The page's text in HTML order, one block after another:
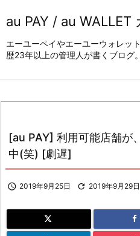
au PAY / au WALLET
エーユーペイやエーユーウォレッ
歴23年以上の管理人が書くブログ
[au PAY] 利用可能店舗が
中(笑) [劇遅]
 2019年9月25日  2019年9月29日